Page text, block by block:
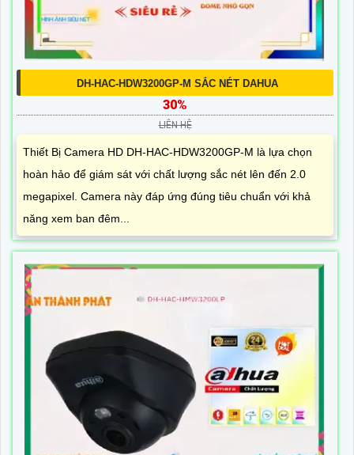
DH-HAC-HDW3200GP-M SẮC NÉT DAHUA
30%
LIÊN HỆ
Thiết Bị Camera HD DH-HAC-HDW3200GP-M là lựa chọn
hoàn hảo để giám sát với chất lượng sắc nét lên đến 2.0
megapixel. Camera này đáp ứng đúng tiêu chuẩn với khả
năng xem ban đêm...